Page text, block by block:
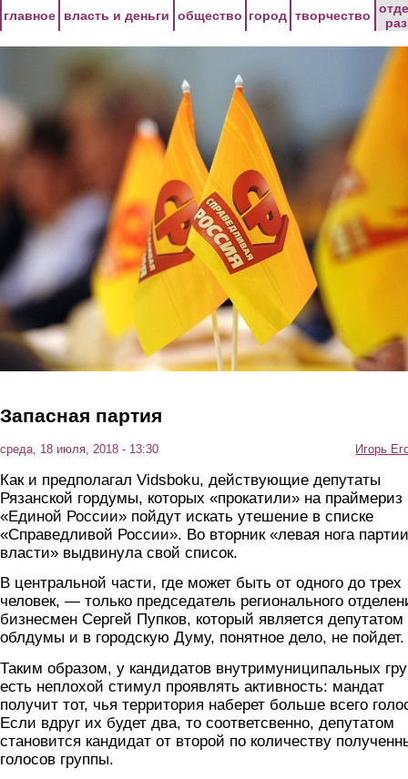
главное власть и деньги общество город творчество
Запасная партия
среда, 18 июля, 2018 - 13:30 Игорь
Как и предполагал Vidsboku, действующие депутаты
Рязанской гордумы, которых «прокатили» на праймериз
«Единой России» пойдут искать утешение в списке
«Справедливой России». Во вторник «левая нога партии
власти» выдвинула свой список.
В центральной части, где может быть от одного до трех
человек, — только председатель регионального
бизнесмен Сергей Пупков, который является депутатом
облдумы и в городскую Думу, понятное дело, не пойдет.
Таким образом, у кандидатов внутримуниципальных
есть неплохой стимул проявлять активность: мандат
получит тот, чья территория наберет больше всего
Если вдруг их будет два, то соответсвенно, депутатом
становится кандидат от второй по количеству
голосов группы.